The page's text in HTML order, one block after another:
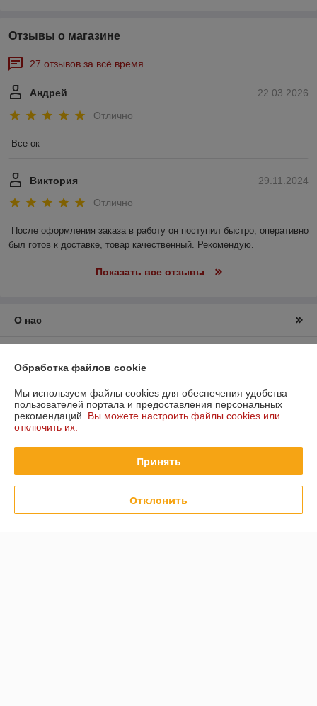
Отзывы о магазине
27 отзывов за всё время
22.03.2026
Андрей
Отлично
Все ок
29.11.2024
Виктория
Отлично
После оформления заказа в работу он поступил быстро, оперативно
был готов к доставке, товар качественный. Рекомендую.
Показать все отзывы
О нас
График работы
Политика обработки cookies
Обработка файлов cookie
Мы используем файлы cookies для обеспечения удобства
пользователей портала и предоставления персональных
рекомендаций. Вы можете настроить файлы cookies или
отключить их.
Принять
Отклонить